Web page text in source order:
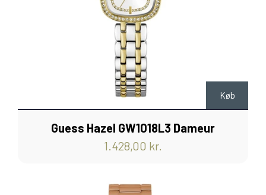
Køb
Guess Hazel GW1018L3 Dameur
1.428,00 kr.